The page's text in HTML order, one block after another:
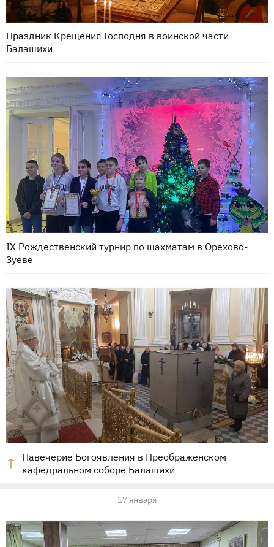
Праздник Крещения Господня в воинской части
Балашихи
IX Рождественский турнир по шахматам в Орехово-
Зуеве
Навечерие Богоявления в Преображенском
кафедральном соборе Балашихи
17 января